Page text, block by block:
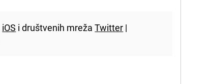
iOS i društvenih mrežaTwitter |